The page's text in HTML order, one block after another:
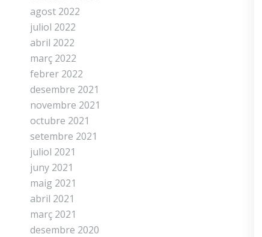
agost 2022
juliol 2022
abril 2022
març 2022
febrer 2022
desembre 2021
novembre 2021
octubre 2021
setembre 2021
juliol 2021
juny 2021
maig 2021
abril 2021
març 2021
desembre 2020